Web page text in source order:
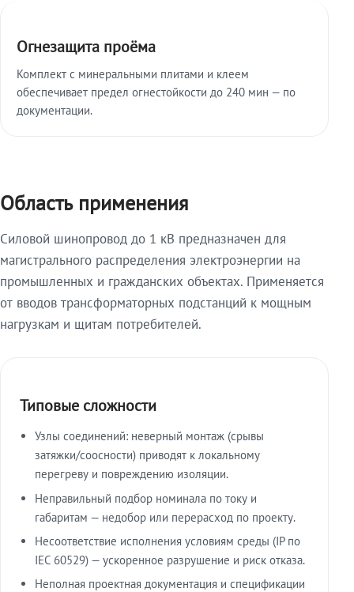
Огнезащита проёма
Комплект с минеральными плитами и клеем
обеспечивает предел огнестойкости до 240 мин — по
документации.
Область применения
Силовой шинопровод до 1 кВ предназначен для
магистрального распределения электроэнергии на
промышленных и гражданских объектах. Применяется
от вводов трансформаторных подстанций к мощным
нагрузкам и щитам потребителей.
Типовые сложности
Узлы соединений: неверный монтаж (срывы
затяжки/соосности) приводят к локальному
перегреву и повреждению изоляции.
Неправильный подбор номинала по току и
габаритам — недобор или перерасход по проекту.
Несоответствие исполнения условиям среды (IP по
IEC 60529) — ускоренное разрушение и риск отказа.
Неполная проектная документация и спецификации